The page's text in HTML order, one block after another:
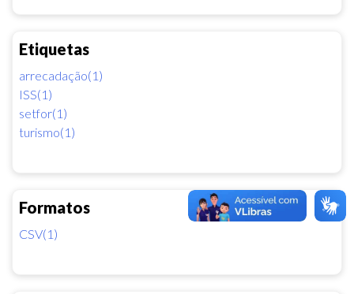
Etiquetas
arrecadação(1)
ISS(1)
setfor(1)
turismo(1)
Formatos
CSV(1)